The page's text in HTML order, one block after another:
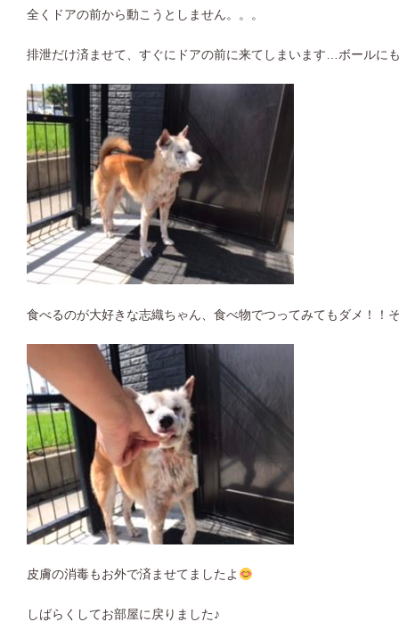
全くドアの前から動こうとしません。。。
排泄だけ済ませて、すぐにドアの前に来てしまいます…ボールに
食べるのが大好きな志織ちゃん、食べ物でつってみてもダメ！！
皮膚の消毒もお外で済ませてましたよ
しばらくしてお部屋に戻りました♪